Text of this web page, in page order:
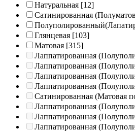
Натуральная [12]
Сатинированная
Глянцевая [103]
Матовая [315]
Лаппатированная
Лаппатированная
Лаппатированная
Лаппатированная
Сатинированная (Матовая
Лаппатированная
Лаппатированная
Лаппатированная